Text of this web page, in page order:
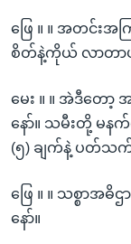
ဖြေ ။ ။ အတင်း
စိတ်နဲ့ကိုယ် လာတာပ
မေး ။ ။ အဲဒီတော့
နော်။ သမီးတို့ မန
(၅) ချက်နဲ့ ပတ်သ
ဖြေ ။ ။ သစ္စာအ
နော်။